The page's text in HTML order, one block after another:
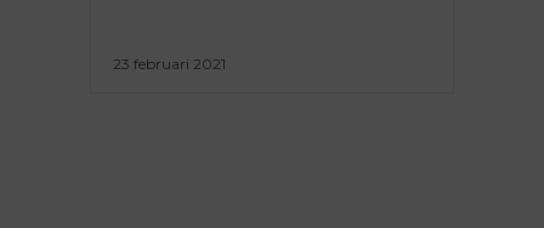
23 februari 2021